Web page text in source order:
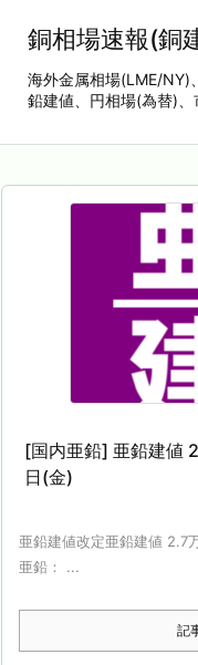
銅相場速報(銅
海外金属相場(LME/NY)
鉛建値、円相場(為替)
[国内亜鉛] 亜鉛建値
日(金)
亜鉛建値改定亜鉛建値 2.7
亜鉛： ...
記